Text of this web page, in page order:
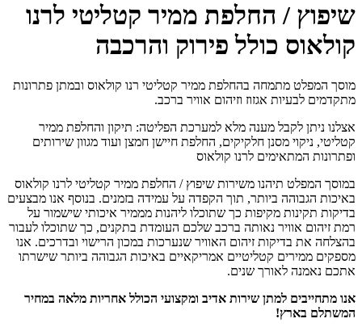
שיפוץ / החלפת ממיר קטליטי לרנו
קולאוס כולל פירוק והרכבה
מוסך המפלט מתמחה בהחלפת ממיר קטליטי רנו קולאוס ובמתן פתרונות
מתקדמים לבעיות אגזוז וזיהום אוויר ברכב.
אצלנו ניתן לקבל מענה מלא למערכת הפליטה: תיקון והחלפת ממיר
קטליטי, ניקוי מסנן חלקיקים, החלפת חיישן חמצן ועוד מגוון שירותים
ופתרונות המתאימים לרנו קולאוס
במוסך המפלט תיהנו משירות שיפוץ / החלפת ממיר קטליטי לרנו קולאוס
באיכות הגבוהה ביותר, תוך הקפדה על עמידה בזמנים. בנוסף אנו מבצעים
בדיקות תקינות מקיפות כך שתוכלו ליהנות מממיר איכותי שישמור על
רמת זיהום אוויר נאותה ברכב שלכם העומדת בתקנים, כך שתוכלו לעבור
בהצלחה את בדיקות זיהום האוויר שנערכות במכון הרישוי ובדרכים. אנו
מספקים ממירים קטליטיים אמריקאיים באיכות הגבוהה ביותר שישרתו
אתכם נאמנה לאורך שנים.
אנו מתחייבים למתן שירות אדיב ומקצועי הכולל אחריות מלאה במחיר
המשתלם בארץ!